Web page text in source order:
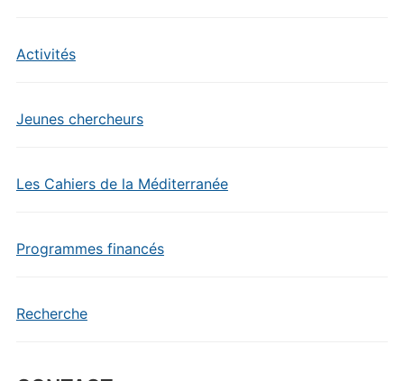
Activités
Jeunes chercheurs
Les Cahiers de la Méditerranée
Programmes financés
Recherche